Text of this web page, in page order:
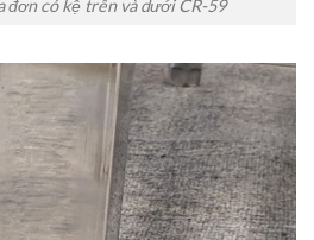
đơn có kệ trên và dưới CR-59